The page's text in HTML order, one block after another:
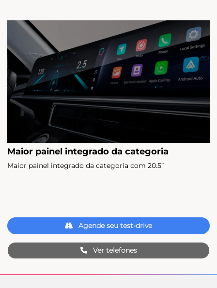
Maior painel integrado da categoria
Maior painel integrado da categoria com 20.5”
Ver telefones
Agende seu test-drive